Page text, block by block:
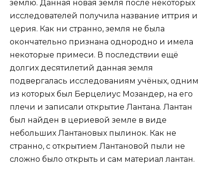
землю. Данная новая земля после некоторых
исследователей получила название иттрия и
церия. Как ни странно, земля не была
окончательно признана однородно и имела
некоторые примеси. В последствии ещё
долгих десятилетий данная земля
подвергалась исследованиям учёных, одним
из которых был Берцелиус Мозандер, на его
плечи и записали открытие Лантана. Лантан
был найден в цериевой земле в виде
небольших Лантановых пылинок. Как не
странно, с открытием Лантановой пыли не
сложно было открыть и сам материал лантан.